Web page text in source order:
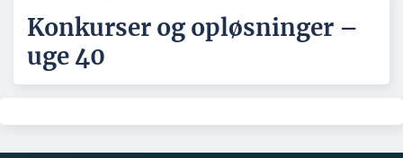
Konkurser og opløsninger –
uge 40